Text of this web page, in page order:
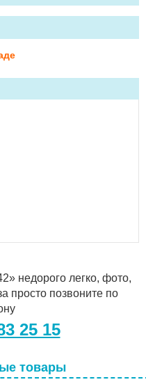
недорого легко, фото,
просто позвоните по
25 15
товары